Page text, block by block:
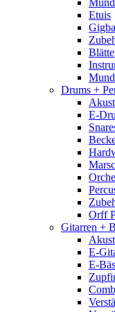
Etuis
Drums +
E-
Orff
Gitarren +
E-
E-